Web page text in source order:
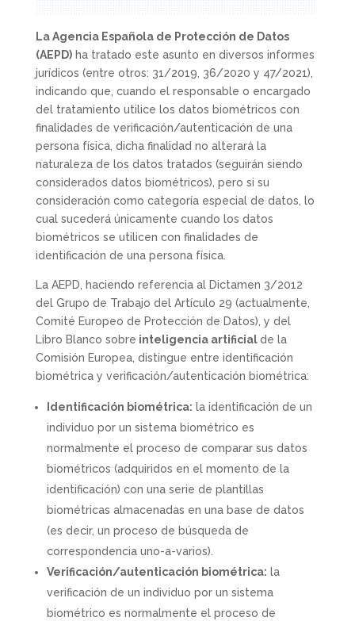
La Agencia Española de Protección de Datos
(AEPD)ha tratado este asunto en diversos informes
jurídicos (entre otros: 31/2019, 36/2020 y 47/2021),
indicando que, cuando el responsable o encargado
del tratamiento utilice los datos biométricos con
finalidades de verificación/autenticación de una
persona física, dicha finalidad no alterará la
naturaleza de los datos tratados (seguirán siendo
considerados datos biométricos), pero si su
consideración como categoría especial de datos, lo
cual sucederá únicamente cuando los datos
biométricos se utilicen con finalidades de
identificación de una persona física.
La AEPD, haciendo referencia al Dictamen 3/2012
del Grupo de Trabajo del Artículo 29 (actualmente,
Comité Europeo de Protección de Datos), y del
Libro Blanco sobre inteligencia artificialde la
Comisión Europea, distingue entre identificación
biométrica y verificación/autenticación biométrica:
Identificación biométrica: la identificación de un
individuo por un sistema biométrico es
normalmente el proceso de comparar sus datos
biométricos (adquiridos en el momento de la
identificación) con una serie de plantillas
biométricas almacenadas en una base de datos
(es decir, un proceso de búsqueda de
correspondencia uno-a-varios).
Verificación/autenticación biométrica: la
verificación de un individuo por un sistema
biométrico es normalmente el proceso de